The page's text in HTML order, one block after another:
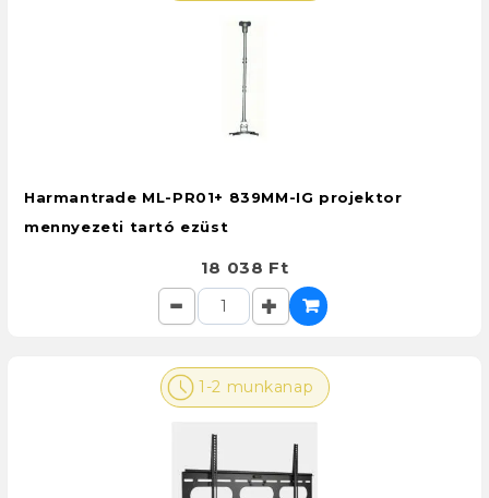
Harmantrade ML-PR01+ 839MM-IG projektor
mennyezeti tartó ezüst
18 038 Ft
1-2 munkanap